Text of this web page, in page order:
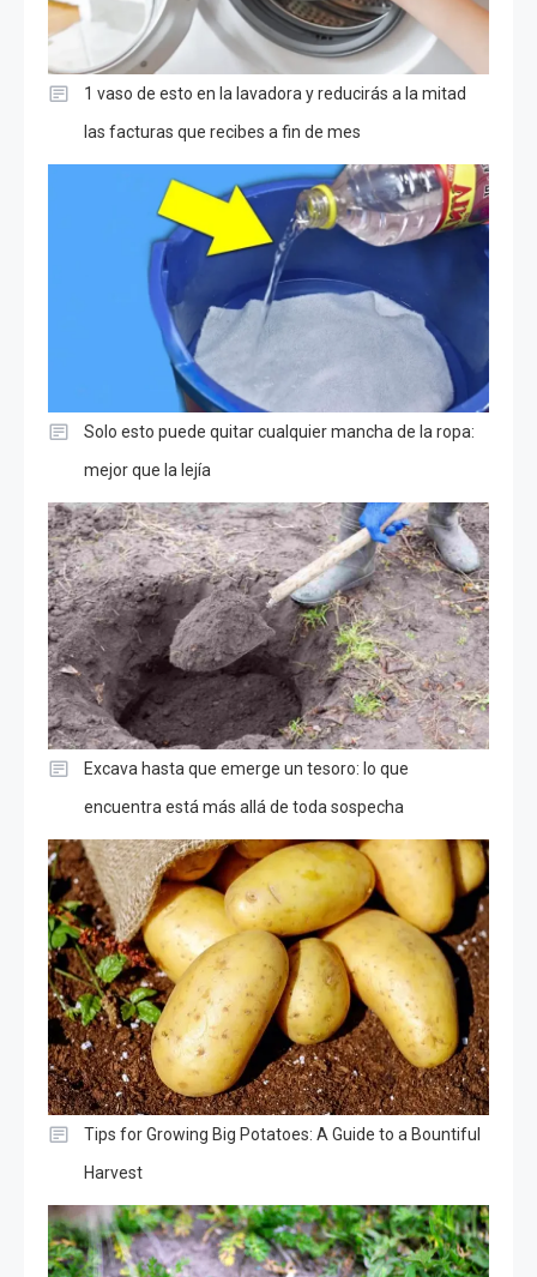
1 vaso de esto en la lavadora y reducirás a la mitad
las facturas que recibes a fin de mes
Solo esto puede quitar cualquier mancha de la ropa:
mejor que la lejía
Excava hasta que emerge un tesoro: lo que
encuentra está más allá de toda sospecha
Tips for Growing Big Potatoes: A Guide to a Bountiful
Harvest